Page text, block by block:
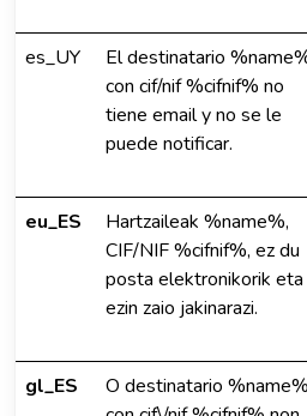
es_UY
El destinatario
con cif/nif %cifnif% no
tiene email y no se le
puede notificar.
eu_ES
Hartzaileak %name%,
CIF/NIF %cifnif%, ez du
posta elektronikorik eta
ezin zaio jakinarazi.
gl_ES
O destinatario %name%